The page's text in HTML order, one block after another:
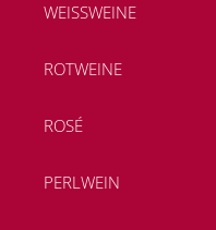
WEISSWEINE
ROTWEINE
ROSÉ
PERLWEIN